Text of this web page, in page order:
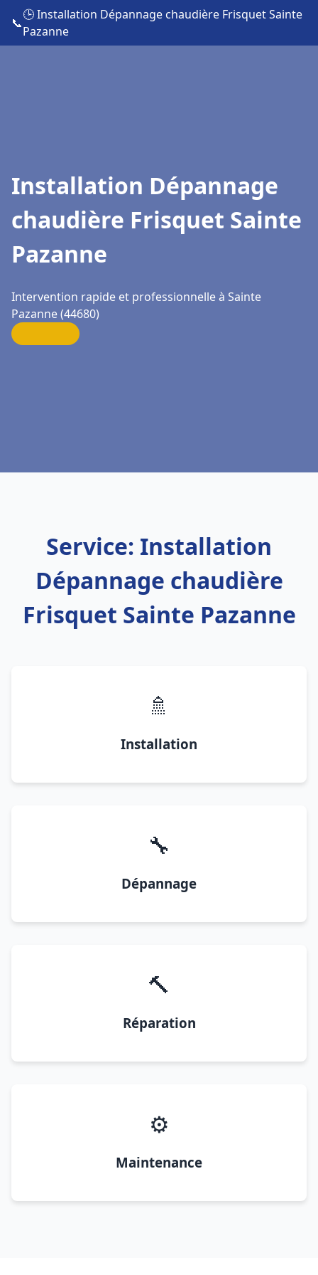
📞
🕒 Installation Dépannage chaudière Frisquet Sainte
Pazanne
Installation Dépannage
chaudière Frisquet Sainte
Pazanne
Intervention rapide et professionnelle à Sainte
Pazanne (44680)
Service: Installation
Dépannage chaudière
Frisquet Sainte Pazanne
🚿
Installation
🔧
Dépannage
🔨
Réparation
⚙️
Maintenance